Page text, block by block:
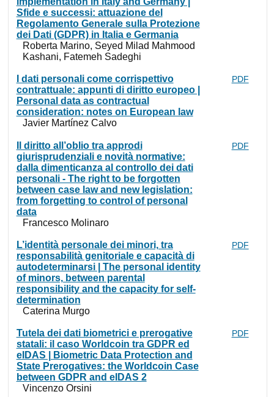
Sfide e successi: attuazione del
Regolamento Generale sulla Protezione
dei Dati (GDPR) in Italia e Germania
Roberta Marino, Seyed Milad Mahmood
Kashani, Fatemeh Sadeghi
I dati personali come corrispettivo
contrattuale: appunti di diritto europeo |
Personal data as contractual
consideration: notes on European law
Javier Martínez Calvo
PDF
Il diritto all’oblio tra approdi
giurisprudenziali e novità normative:
dalla dimenticanza al controllo dei dati
personali - The right to be forgotten
between case law and new legislation:
from forgetting to control of personal
data
Francesco Molinaro
PDF
L’identità personale dei minori, tra
responsabilità genitoriale e capacità di
autodeterminarsi | The personal identity
of minors, between parental
responsibility and the capacity for self-
determination
Caterina Murgo
PDF
Tutela dei dati biometrici e prerogative
statali: il caso Worldcoin tra GDPR ed
eIDAS | Biometric Data Protection and
State Prerogatives: the Worldcoin Case
between GDPR and eIDAS 2
Vincenzo Orsini
PDF